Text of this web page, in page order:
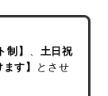
】 、 土日祝
す】 とさせ